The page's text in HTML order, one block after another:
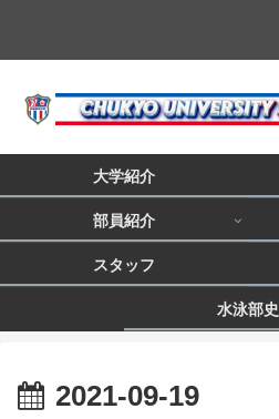
大学紹介
部員紹介
スタッフ
水泳部史
2021-09-19